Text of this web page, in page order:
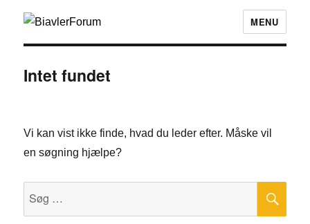
MENU
Intet fundet
Vi kan vist ikke finde, hvad du leder efter. Måske vil
en søgning hjælpe?